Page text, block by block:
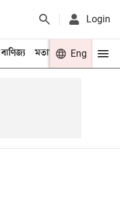
Login
বাণিজ্য মতামত খেলা
Eng